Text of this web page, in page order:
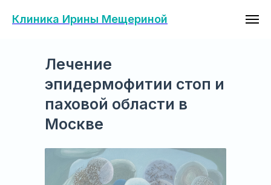
Клиника Ирины Мещериной
Лечение
эпидермофитии стоп и
паховой области в
Москве